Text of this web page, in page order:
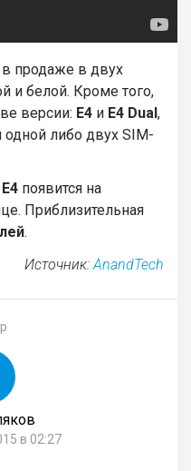
в продаже в двух
и белой. Кроме того,
версии: E4 и E4 Dual ,
либо двух SIM-
появится на
Приблизительная
.
Источник: AnandTech
в 02:27